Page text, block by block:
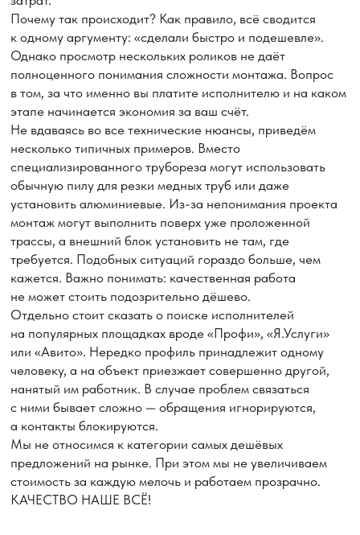
с кондиционером!
Заказать услугу
Каталог кондиционеров
Услуги нашей компании
9 BTU
(25м²)
(35м²)
(50м²)
Стандартный монтаж